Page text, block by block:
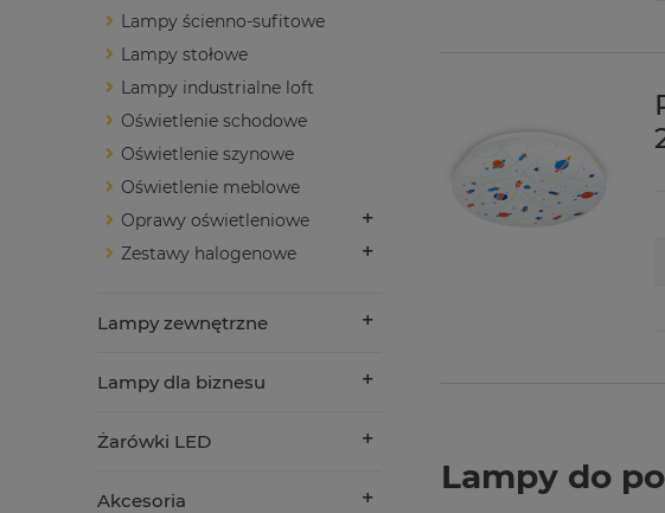
Lampy ścienno-sufitowe
Lampy stołowe
Lampy industrialne loft
Oświetlenie schodowe
Oświetlenie szynowe
Oświetlenie meblowe
Oprawy oświetleniowe
Zestawy halogenowe
Lampy zewnętrzne
Lampy dla biznesu
Żarówki LED
Akcesoria
Lampy do